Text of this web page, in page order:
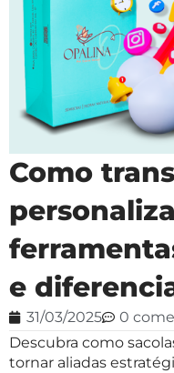
Como
e
31/03/2025
0
Descubra como
tornar aliadas